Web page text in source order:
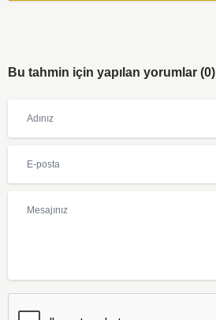
Bu tahmin için yapılan yorumlar (0)